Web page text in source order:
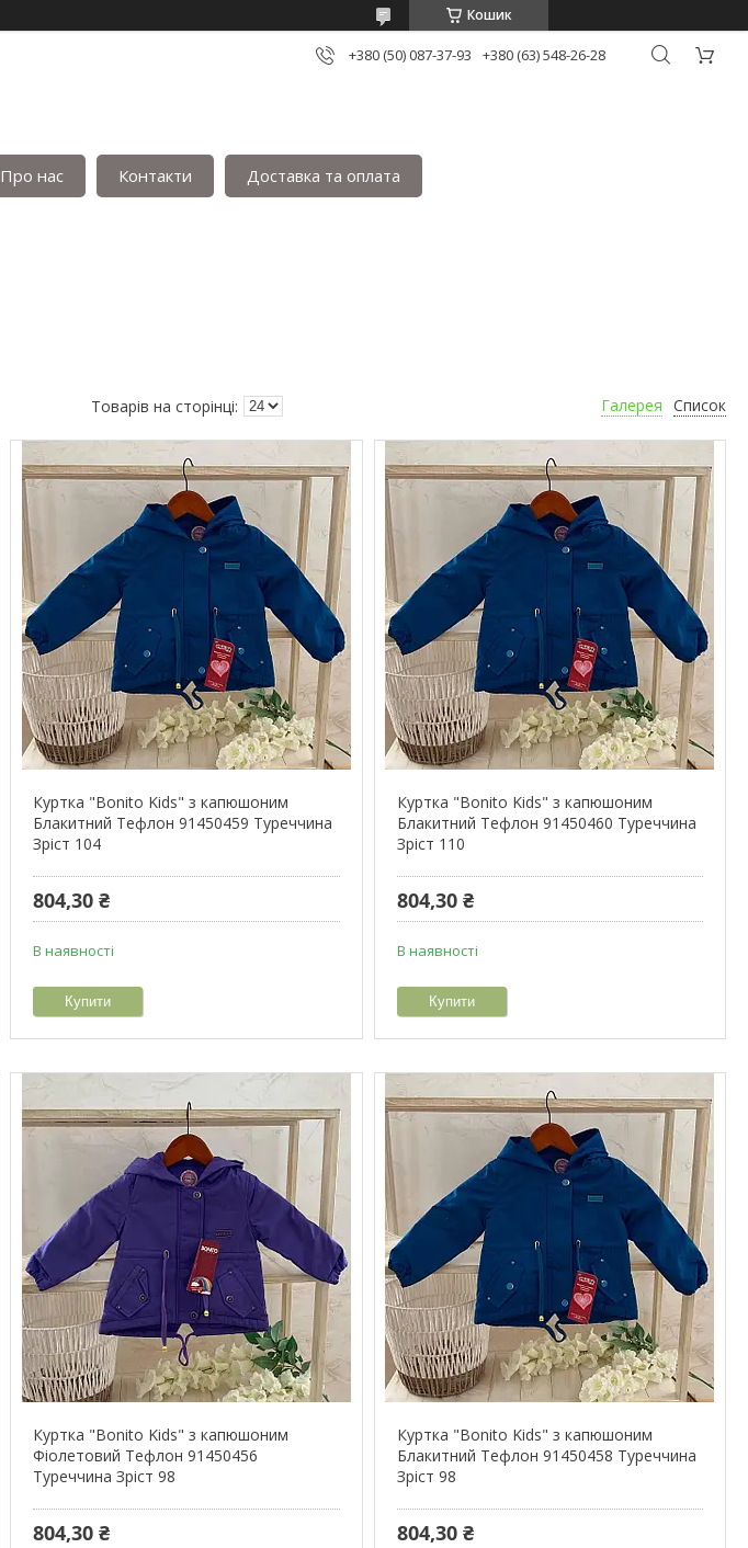
Кошик
+380 (50) 087-37-93 +380 (63) 548-26-28
Про нас Контакти Доставка та оплата
Галерея Список
Куртка "Bonito Kids" з капюшоним
Блакитний Тефлон 91450459 Туреччина
Зріст 104
804,30 ₴
В наявності
Купити
Куртка "Bonito Kids" з капюшоним
Блакитний Тефлон 91450460 Туреччина
Зріст 110
804,30 ₴
В наявності
Купити
Куртка "Bonito Kids" з капюшоним
Фіолетовий Тефлон 91450456
Туреччина Зріст 98
804,30 ₴
Куртка "Bonito Kids" з капюшоним
Блакитний Тефлон 91450458 Туреччина
Зріст 98
804,30 ₴